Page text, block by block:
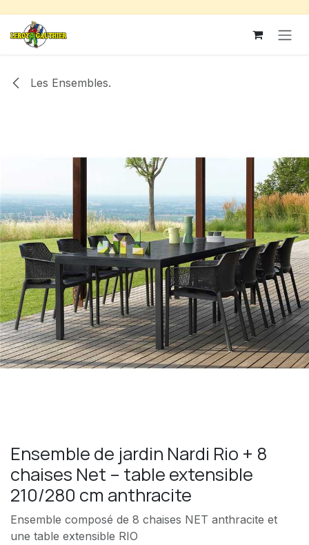
Se rendre au contenu
Les Ensembles.
Ensemble de jardin Nardi Rio + 8
chaises Net – table extensible
210/280 cm anthracite
Ensemble composé de 8 chaises NET anthracite et
une table extensible RIO